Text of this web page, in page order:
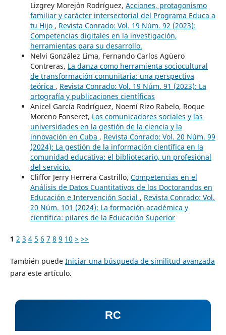
Lizgrey Morejón Rodríguez, Acciones, protagonismo
familiar y carácter intersectorial del Programa Educa a
tu Hijo , Revista Conrado: Vol. 19 Núm. 92 (2023):
Competencias digitales en la investigación,
herramientas para su desarrollo.
Nelvi González Lima, Fernando Carlos Agüero
Contreras, La danza como herramienta sociocultural
de transformación comunitaria: una perspectiva
teórica , Revista Conrado: Vol. 19 Núm. 91 (2023): La
ortografía y publicaciones científicas
Anicel García Rodríguez, Noemí Rizo Rabelo, Roque
Moreno Fonseret, Los comunicadores sociales y las
universidades en la gestión de la ciencia y la
innovación en Cuba , Revista Conrado: Vol. 20 Núm. 99
(2024): La gestión de la información científica en la
comunidad educativa: el bibliotecario, un profesional
del servicio.
Cliffor Jerry Herrera Castrillo, Competencias en el
Análisis de Datos Cuantitativos de los Doctorandos en
Educación e Intervención Social , Revista Conrado: Vol.
20 Núm. 101 (2024): La formación académica y
científica: pilares de la Educación Superior
1 2 3 4 5 6 7 8 9 10 > >>
También puede Iniciar una búsqueda de similitud avanzada
para este artículo.
RC